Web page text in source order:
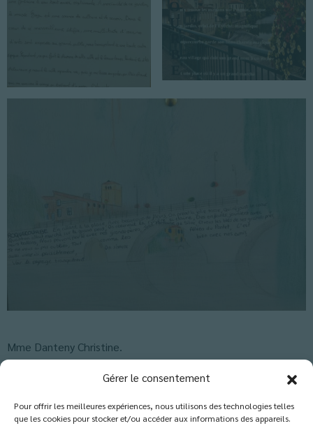
Gérer le consentement
Pour offrir les meilleures expériences, nous utilisons des technologies telles
que les cookies pour stocker et/ou accéder aux informations des appareils.
Mme Danteny Christine.